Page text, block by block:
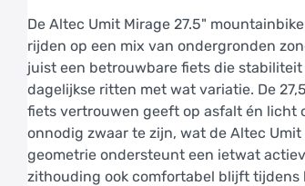
De Altec Umit Mirage 27.5"
rijden op een mix van ondergronden
juist een betrouwbare fiets die
dagelijkse ritten met wat variatie. De
fiets vertrouwen geeft op asfalt én licht
onnodig zwaar te zijn, wat de Altec
geometrie ondersteunt een ietwat
zithouding ook comfortabel blijft tijdens